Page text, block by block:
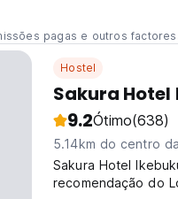
pagas e outros
Hostel
Sakura
9.2Ótimo(638)
5.14km do centro
Sakura Hotel
recomendação do